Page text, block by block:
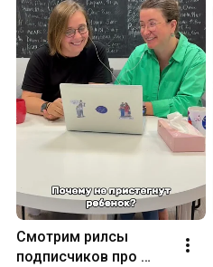
Смотрим рилсы
подписчиков про